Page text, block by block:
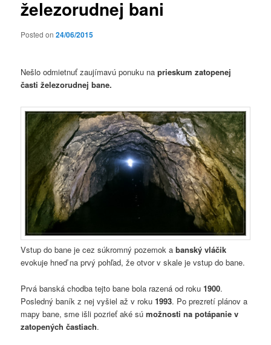
železorudnej bani
Posted on24/06/2015
Nešlo odmietnuť zaujímavú ponuku naprieskum zatopenej
časti železorudnej bane.
Vstup do bane je cez súkromný pozemok abanský vláčik
evokuje hneď na prvý pohľad, že otvor v skale je vstup do bane.
Prvá banská chodba tejto bane bola razená od roku1900.
Posledný baník z nej vyšiel až v roku 1993. Po prezretí plánov a
mapy bane, sme išli pozrieť aké súmožnosti na potápanie v
zatopených častiach.